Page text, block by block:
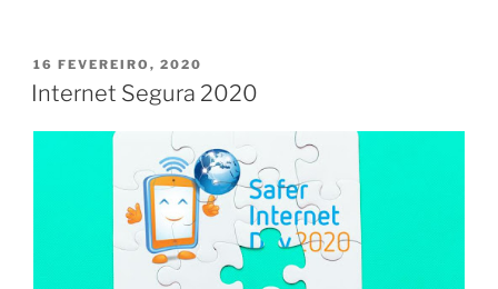
PUBLICADO
EM
16 FEVEREIRO, 2020
Internet Segura 2020